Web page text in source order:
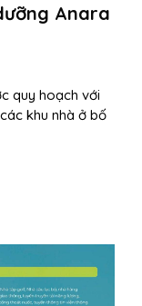
Anara
quy hoạch với
khu nhà ở bố